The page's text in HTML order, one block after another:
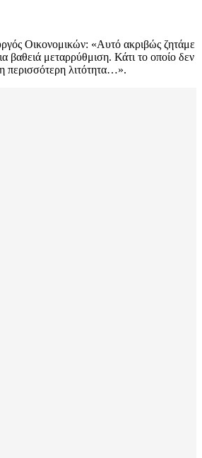
Οικονομικών: «Αυτό ακριβώς ζητάμε
βαθειά μεταρρύθμιση. Κάτι το οποίο δεν
περισσότερη λιτότητα…».